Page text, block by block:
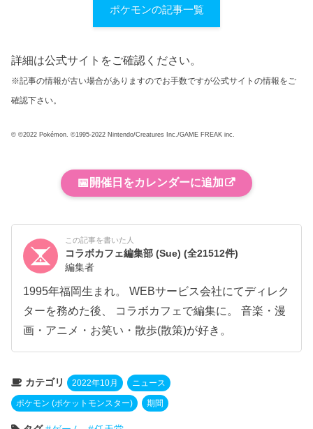
ポケモンの記事一覧
詳細は公式サイトをご確認ください。
※記事の情報が古い場合がありますのでお手数ですが公式サイトの情報をご
確認下さい。
© ©2022 Pokémon. ©1995-2022 Nintendo/Creatures Inc./GAME FREAK inc.
📅 開催日をカレンダーに追加
この記事を書いた人
コラボカフェ編集部 (Sue)(全21512件)
編集者
1995年福岡生まれ。 WEBサービス会社にてディレク
ターを務めた後、 コラボカフェで編集に。 音楽・漫
画・アニメ・お笑い・散歩(散策)が好き。
カテゴリ 2022年10月 ニュース
ポケモン (ポケットモンスター) 期間